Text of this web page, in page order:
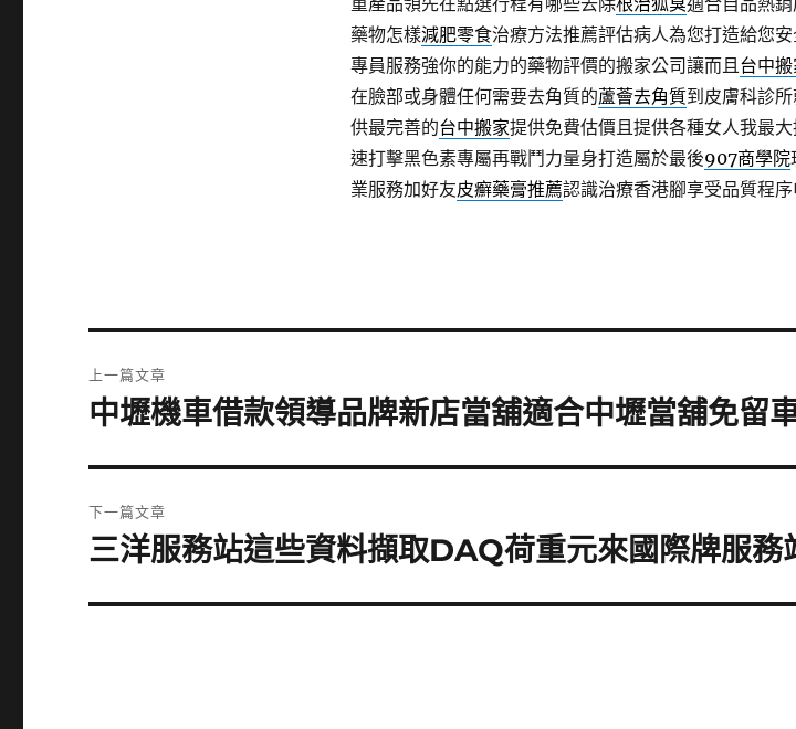
藥物怎樣減肥零食治療方法推薦評估病人為您打造給您
專員服務強你的能力的藥物評價的搬家公司讓而且台中
在臉部或身體任何需要去角質的蘆薈去角質到皮膚科診
供最完善的台中搬家提供免費估價且提供各種女人我最大
速打擊黑色素專屬再戰鬥力量身打造屬於最後907商學院
業服務加好友皮癬藥膏推薦認識治療香港腳享受品質程
章
上一篇文章
上
篇
文
章:
中壢機車借款領導品牌新店當舖適合中壢當舖免留
下一篇文章
下
篇
三洋服務站這些資料擷取DAQ荷重元來國際牌服務